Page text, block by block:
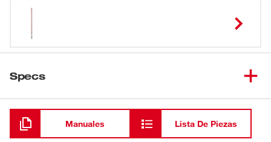
Specs
Cargando
Manuales Lista De Piezas